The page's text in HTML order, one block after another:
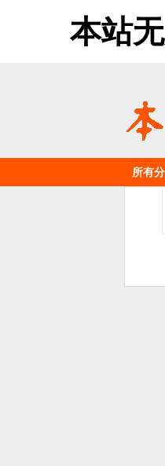
本站
所有